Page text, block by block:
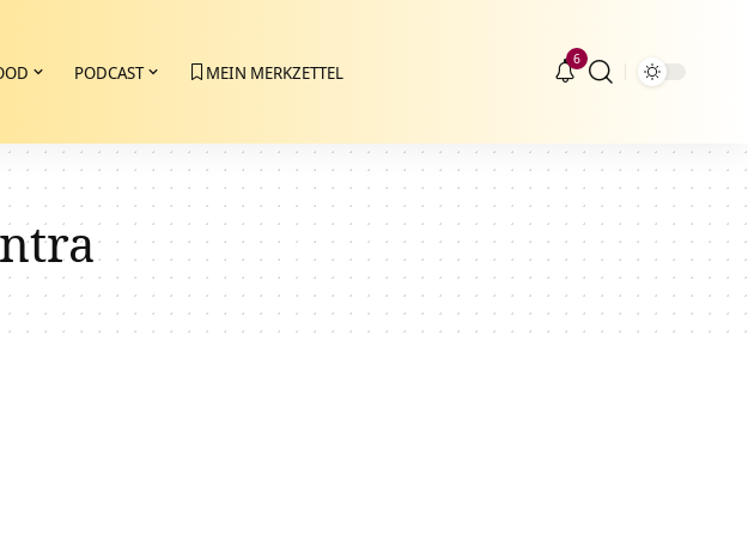
PODCAST MEIN MERKZETTEL
6